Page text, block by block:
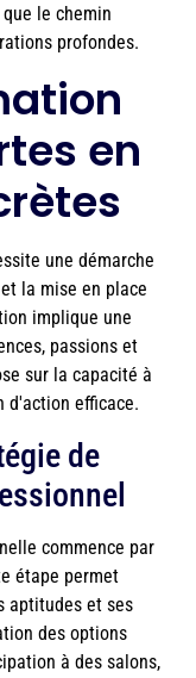
le chemin
profondes.
en
une démarche
la mise en place
implique une
passions et
sur la capacité à
d'action efficace.
de
commence par
étape permet
aptitudes et ses
des options
à des salons,